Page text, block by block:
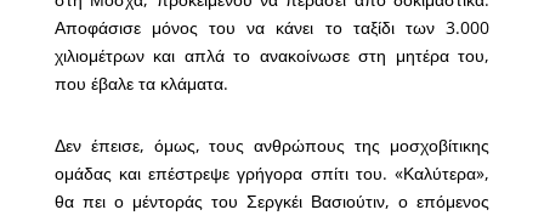
Αποφάσισε μόνος του να κάνει το ταξίδι των 3.000
χιλιομέτρων και απλά το ανακοίνωσε στη μητέρα του,
που έβαλε τα κλάματα.
Δεν έπεισε, όμως, τους ανθρώπους της μοσχοβίτικης
ομάδας και επέστρεψε γρήγορα σπίτι του. «Καλύτερα»,
θα πει ο μέντοράς του Σεργκέι Βασιούτιν, ο επόμενος